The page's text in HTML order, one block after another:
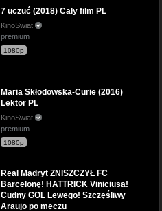
7 uczuć (2018) Cały film PL
KinoSwiat
premium
1080p
Maria Skłodowska-Curie (2016)
Lektor PL
KinoSwiat
premium
1080p
Real Madryt ZNISZCZYŁ FC
Barcelonę! HATTRICK Viniciusa!
Cudny GOL Lewego! Szczęśliwy
Araujo po meczu